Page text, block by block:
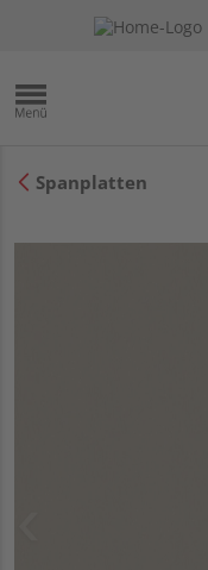
Spanplatten